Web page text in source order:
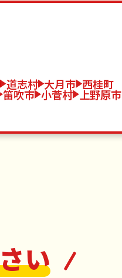
道志村 大月市 西桂町
笛吹市 小菅村 上野原市
い